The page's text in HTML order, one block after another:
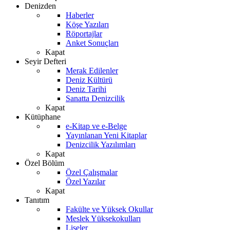
Denizden
Haberler
Köşe Yazıları
Röportajlar
Anket Sonuçları
Kapat
Seyir Defteri
Merak Edilenler
Deniz Kültürü
Deniz Tarihi
Sanatta Denizcilik
Kapat
Kütüphane
e-Kitap ve e-Belge
Yayınlanan Yeni Kitaplar
Denizcilik Yazılımları
Kapat
Özel Bölüm
Özel Çalışmalar
Özel Yazılar
Kapat
Tanıtım
Fakülte ve Yüksek Okullar
Meslek Yüksekokulları
Liseler